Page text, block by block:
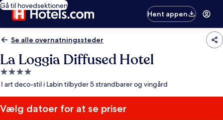
Gå til hovedsektionen
Hent appen
Se alle overnatningssteder
La Loggia Diffused Hotel
4.0-
stjernet
I art deco-stil i Labin tilbyder 5 strandbarer og vingård
Vælg datoer for at se priser